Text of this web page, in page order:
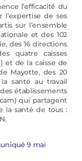
l’efficacité du
l’expertise de ses
sur l’ensemble
et des 102
des 16 directions
quatre caisses
et de la caisse de
Mayotte, des 20
santé au travail
établissements
qui partagent
la santé de tous :
9 mai